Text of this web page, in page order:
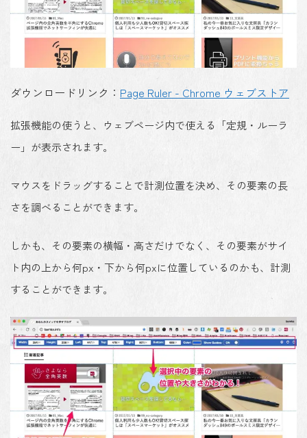
ダウンロードリンク： Page Ruler - Chrome ウェブストア
拡張機能の使うと、ウェブページ内で使える「定規・ルーラ
ー」が表示されます。
マウスをドラッグすることで計測位置を決め、その要素の長
さを調べることができます。
しかも、その要素の横幅・高さだけでなく、その要素がサイ
ト内の上から何px・下から何pxに位置しているのかも、計測
することができます。